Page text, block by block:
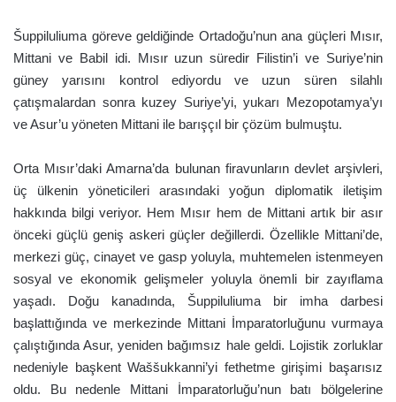
Šuppiluliuma göreve geldiğinde Ortadoğu’nun ana güçleri Mısır,
Mittani ve Babil idi. Mısır uzun süredir Filistin’i ve Suriye’nin
güney yarısını kontrol ediyordu ve uzun süren silahlı
çatışmalardan sonra kuzey Suriye’yi, yukarı Mezopotamya’yı
ve Asur’u yöneten Mittani ile barışçıl bir çözüm bulmuştu.
Orta Mısır’daki Amarna’da bulunan firavunların devlet arşivleri,
üç ülkenin yöneticileri arasındaki yoğun diplomatik iletişim
hakkında bilgi veriyor. Hem Mısır hem de Mittani artık bir asır
önceki güçlü geniş askeri güçler değillerdi. Özellikle Mittani’de,
merkezi güç, cinayet ve gasp yoluyla, muhtemelen istenmeyen
sosyal ve ekonomik gelişmeler yoluyla önemli bir zayıflama
yaşadı. Doğu kanadında, Šuppiluliuma bir imha darbesi
başlattığında ve merkezinde Mittani İmparatorluğunu vurmaya
çalıştığında Asur, yeniden bağımsız hale geldi. Lojistik zorluklar
nedeniyle başkent Waššukkanni’yi fethetme girişimi başarısız
oldu. Bu nedenle Mittani İmparatorluğu’nun batı bölgelerine